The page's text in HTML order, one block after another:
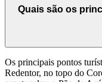
Quais são os
Os principais pontos
Redentor, no topo do